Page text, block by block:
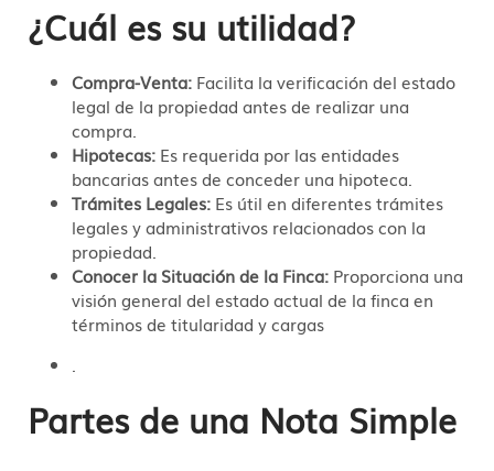
¿Cuál es su utilidad?
Compra-Venta: Facilita la verificación del estado
legal de la propiedad antes de realizar una
compra.
Hipotecas: Es requerida por las entidades
bancarias antes de conceder una hipoteca.
Trámites Legales: Es útil en diferentes trámites
legales y administrativos relacionados con la
propiedad.
Conocer la Situación de la Finca: Proporciona una
visión general del estado actual de la finca en
términos de titularidad y cargas
Partes de una Nota Simple